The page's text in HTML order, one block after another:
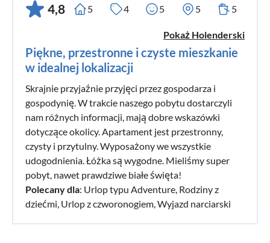
4,8 5 4 5 5 5
Pokaż Holenderski
Piękne, przestronne i czyste mieszkanie
w idealnej lokalizacji
Skrajnie przyjaźnie przyjęci przez gospodarza i
gospodynię. W trakcie naszego pobytu dostarczyli
nam różnych informacji, mają dobre wskazówki
dotyczące okolicy. Apartament jest przestronny,
czysty i przytulny. Wyposażony we wszystkie
udogodnienia. Łóżka są wygodne. Mieliśmy super
pobyt, nawet prawdziwe białe święta!
Polecany dla: Urlop typu Adventure, Rodziny z
dziećmi, Urlop z czworonogiem, Wyjazd narciarski